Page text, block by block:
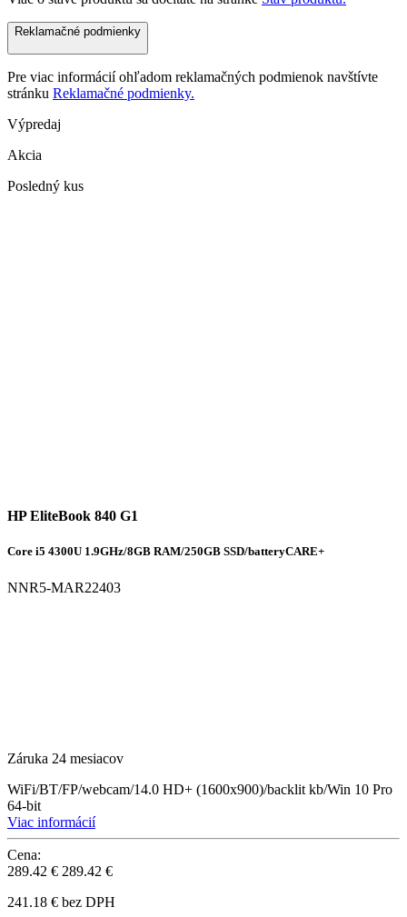
Reklamačné podmienky
Pre viac informácií ohľadom reklamačných podmienok navštívte
stránku Reklamačné podmienky.
Výpredaj
Akcia
Posledný kus
HP EliteBook 840 G1
Core i5 4300U 1.9GHz/8GB RAM/250GB SSD/batteryCARE+
NNR5-MAR22403
Záruka 24 mesiacov
WiFi/BT/FP/webcam/14.0 HD+ (1600x900)/backlit kb/Win 10 Pro
64-bit
Viac informácií
Cena:
289.42 € 289.42 €
241.18 € bez DPH